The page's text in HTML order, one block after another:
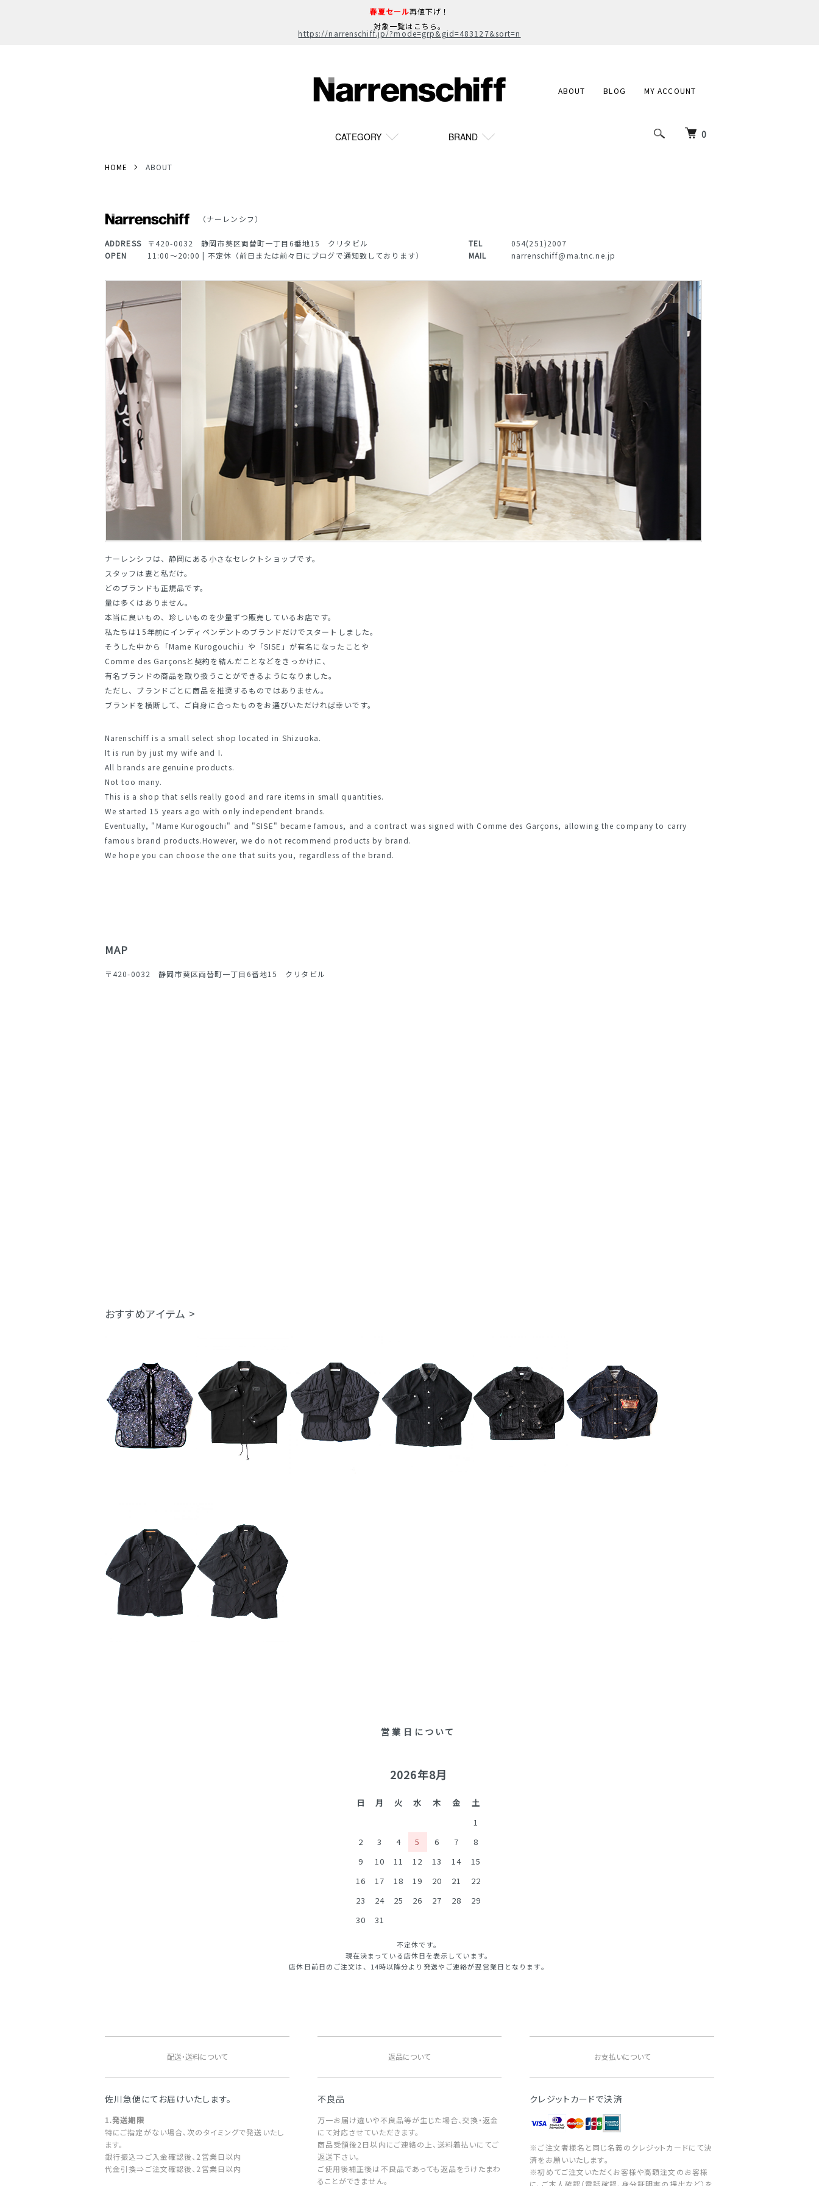
春夏セール再値下げ！
対象一覧はこちら。
https://narrenschiff.jp/?mode=grp&gid=483127&sort=n
0
CATEGORY BRAND
ABOUT BLOG MY ACCOUNT
HOME ABOUT
（ナーレンシフ）
ADDRESS
〒420-0032 静岡市葵区両替町一丁目6番地15 クリタビル
OPEN
11:00～20:00 | 不定休（前日または前々日にブログで通知致しております）
TEL
054(251)2007
MAIL
narrenschiff@ma.tnc.ne.jp
ナーレンシフは、静岡にある小さなセレクトショップです。
スタッフは妻と私だけ。
どのブランドも正規品です。
量は多くはありません。
本当に良いもの、珍しいものを少量ずつ販売しているお店です。
私たちは15年前にインディペンデントのブランドだけでスタートしました。
そうした中から「Mame Kurogouchi」や「SISE」が有名になったことや
Comme des Garçonsと契約を結んだことなどをきっかけに、
有名ブランドの商品を取り扱うことができるようになりました。
ただし、ブランドごとに商品を推奨するものではありません。
ブランドを横断して、ご自身に合ったものをお選びいただければ幸いです。
Narenschiff is a small select shop located in Shizuoka.
It is run by just my wife and I.
All brands are genuine products.
Not too many.
This is a shop that sells really good and rare items in small quantities.
We started 15 years ago with only independent brands.
Eventually, "Mame Kurogouchi" and "SISE" became famous, and a contract was signed with Comme des Garçons, allowing the company to carry
famous brand products.However, we do not recommend products by brand.
We hope you can choose the one that suits you, regardless of the brand.
MAP
〒420-0032 静岡市葵区両替町一丁目6番地15 クリタビル
おすすめアイテム >
営業日について
2026年8月
日 月 火 水 木 金
土
1
2
3 4 5 6 7
8
9
10 11 12 13 14
15
16
17 18 19 20 21
22
23
24 25 26 27 28
29
30
31
不定休です。
現在決まっている店休日を表示しています。
店休日前日のご注文は、14時以降分より発送やご連絡が翌営業日となります。
配送・送料について
佐川急便にてお届けいたします。
1.発送期限
特にご指定がない場合、次のタイミングで発送いたし
ます。
銀行振込⇒ご入金確認後、2営業日以内
代金引換⇒ご注文確認後、2営業日以内
返品について
不良品
万一お届け違いや不良品等が生じた場合、交換・返金
にて対応させていただきます。
商品受領後2日以内にご連絡の上、送料着払いにてご
返送下さい。
ご使用後補正後は不良品であっても返品をうけたまわ
ることができません。
お支払いについて
クレジットカードで決済
※ご注文者様名と同じ名義のクレジットカードにて決
済をお願いいたします。
※初めてご注文いただくお客様や高額注文のお客様